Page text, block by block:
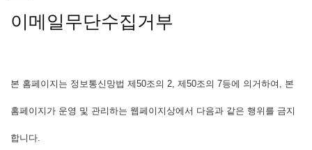
이메일무단수집거부
본 홈페이지는 정보통신망법 제50조의 2, 제50조의 7등에 의거하여, 본
홈페이지가 운영 및 관리하는 웹페이지상에서 다음과 같은 행위를 금지
합니다.